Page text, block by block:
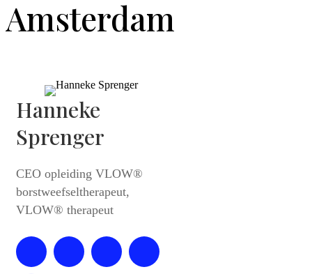
Amsterdam
Hanneke
Sprenger
CEO opleiding VLOW®
borstweefseltherapeut,
VLOW® therapeut